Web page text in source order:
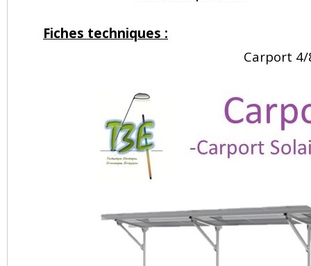
Fiches techniques :
Carport 4/